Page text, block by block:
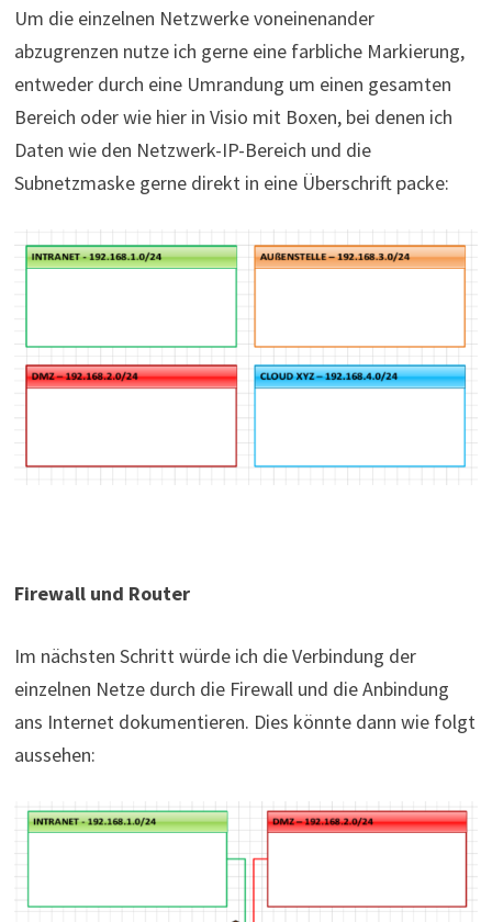
Um die einzelnen Netzwerke voneinenander
abzugrenzen nutze ich gerne eine farbliche Markierung,
entweder durch eine Umrandung um einen gesamten
Bereich oder wie hier in Visio mit Boxen, bei denen ich
Daten wie den Netzwerk-IP-Bereich und die
Subnetzmaske gerne direkt in eine Überschrift packe:
Firewall und Router
Im nächsten Schritt würde ich die Verbindung der
einzelnen Netze durch die Firewall und die Anbindung
ans Internet dokumentieren. Dies könnte dann wie folgt
aussehen: